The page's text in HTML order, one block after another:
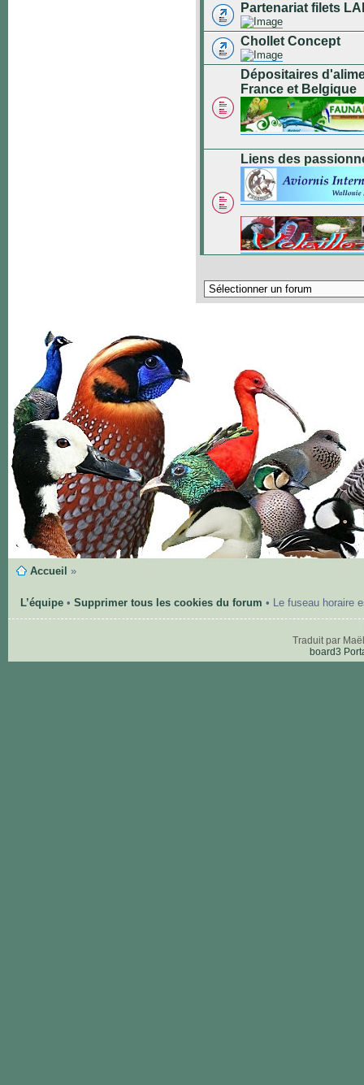
Partenariat filets
Chollet Concept
Dépositaires
France et Belgique
Liens des
Accueil »
L’équipe• Supprimer tous les cookies du forum • Le fuseau horaire
Traduit par
board3